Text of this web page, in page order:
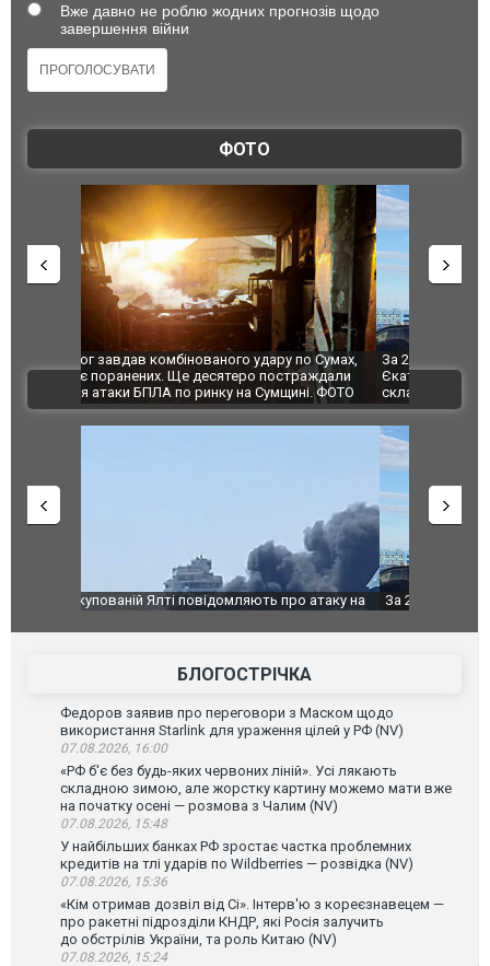
Вже давно не роблю жодних прогнозів щодо
завершення війни
ФОТО
За 2000 кілометрів від кордону з Україною: в
Єкатеринбурзі після атаки дронів загорівся
склад Wildberries. ФОТО. ВІДЕО
"Мої
ВІДЕО
За 2000 кілометрів від кордону з Україною: в
Єкатеринбурзі після атаки дронів загорівся
склад Wildberries. ФОТО. ВІДЕО
В
БЛОГОСТРІЧКА
Федоров заявив про переговори з Маском щодо
використання Starlink для ураження цілей у РФ (NV)
07.08.2026, 16:00
«РФ б'є без будь-яких червоних ліній». Усі лякають
складною зимою, але жорстку картину можемо мати вже
на початку осені — розмова з Чалим (NV)
07.08.2026, 15:48
У найбільших банках РФ зростає частка проблемних
кредитів на тлі ударів по Wildberries — розвідка (NV)
07.08.2026, 15:36
«Кім отримав дозвіл від Сі». Інтерв'ю з кореєзнавецем —
про ракетні підрозділи КНДР, які Росія залучить
до обстрілів України, та роль Китаю (NV)
07.08.2026, 15:24